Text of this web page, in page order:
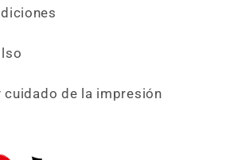
cuidado de la impresión